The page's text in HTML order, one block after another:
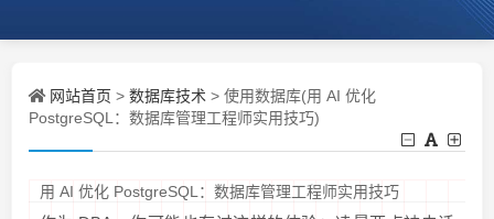
网站首页 > 数据库技术 > 使用数据库(用 AI 优化
PostgreSQL：数据库管理工程师实用技巧)
用 AI 优化 PostgreSQL：数据库管理工程师实用技巧